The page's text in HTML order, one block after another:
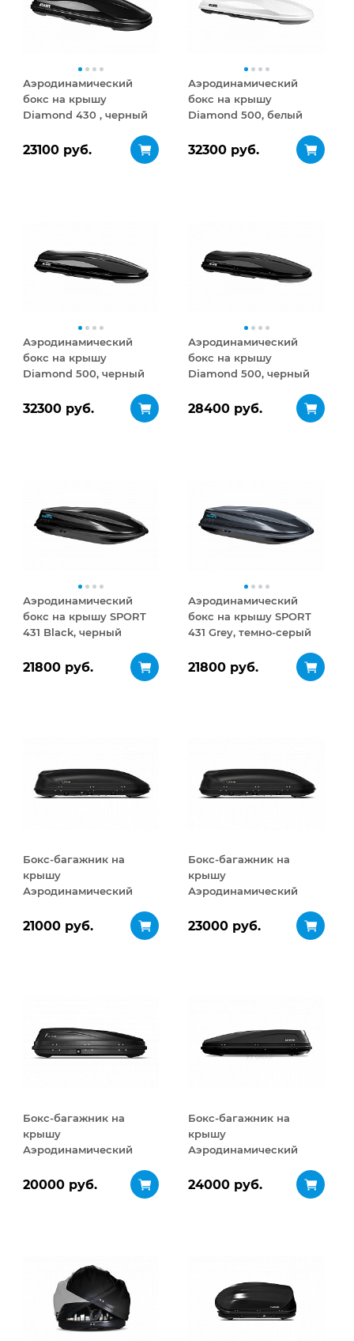
Аэродинамический
бокс на крышу
Diamond 430 , черный
23100 руб.
Аэродинамический
бокс на крышу
Diamond 500, белый
32300 руб.
Аэродинамический
бокс на крышу
Diamond 500, черный
32300 руб.
Аэродинамический
бокс на крышу
Diamond 500, черный
28400 руб.
Аэродинамический
бокс на крышу SPORT
431 Black, черный
21800 руб.
Аэродинамический
бокс на крышу SPORT
431 Grey, темно-серый
21800 руб.
Бокс-багажник на
крышу
Аэродинамический
21000 руб.
Бокс-багажник на
крышу
Аэродинамический
ДВУСТОРОННЕЕ
23000 руб.
Бокс-багажник на
крышу
Аэродинамический
ДВУСТОРОННЕЕ
20000 руб.
Бокс-багажник на
крышу
Аэродинамический
ДВУСТОРОННЕЕ
24000 руб.